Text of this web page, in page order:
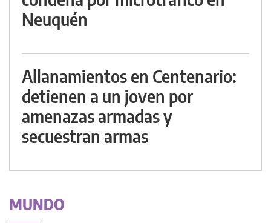
Neuquén
Allanamientos en Centenario:
detienen a un joven por
amenazas armadas y
secuestran armas
MUNDO